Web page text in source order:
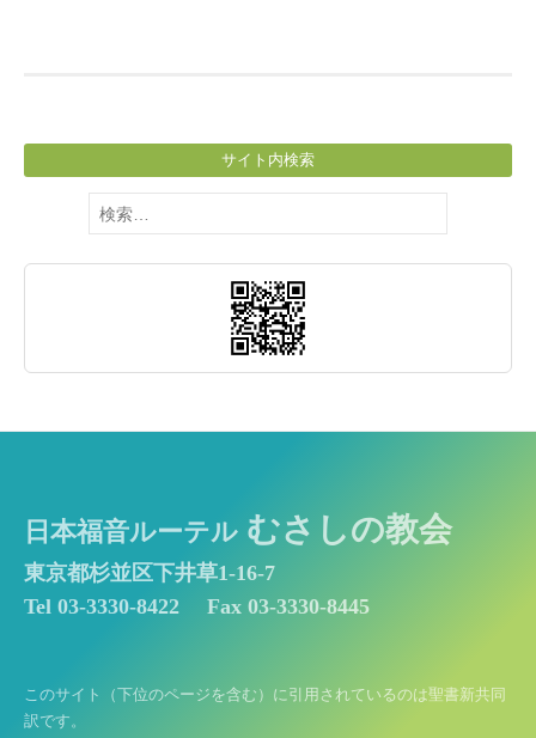
サイト内検索
検
索:
日本福音ルーテル むさしの教会
東京都杉並区下井草1-16-7
Tel 03-3330-8422
Fax 03-3330-8445
このサイト（下位のページを含む）に引用されているのは聖書新共同
訳です。